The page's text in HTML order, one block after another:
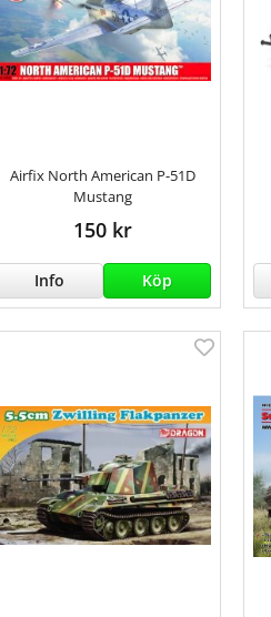
Airfix North American P-51D
Mustang
150 kr
Info Köp